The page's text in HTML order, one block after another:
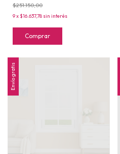
$251.150,00
9x$16.637,78 sin interés
Comprar
Envío gratis